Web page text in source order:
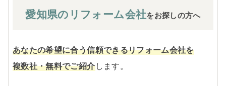
愛知県の リフォーム会社をお探しの方へ
あなたの希望に合う信頼できるリフォーム会社を
複数社・無料でご紹介します。